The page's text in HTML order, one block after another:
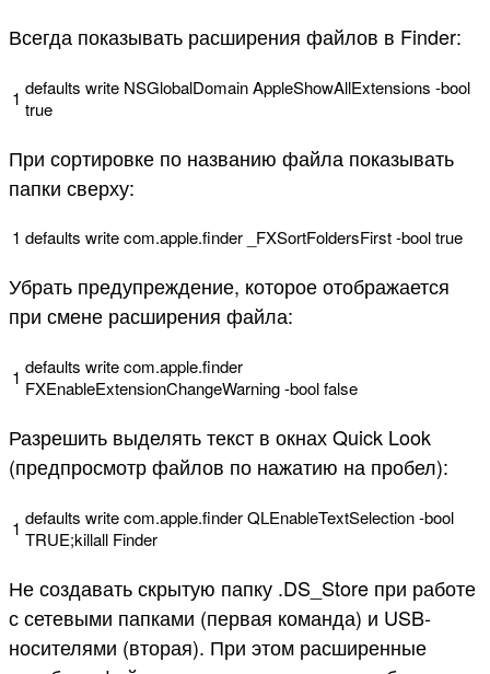
Всегда показывать расширения файлов в Finder:
1 defaults write NSGlobalDomainAppleShowAllExtensions -bool
true
При сортировке по названию файла показывать
папки сверху:
1 defaults writecom.apple.finder _FXSortFoldersFirst-booltrue
Убрать предупреждение, которое отображается
при смене расширения файла:
1 defaults writecom.apple.finder
FXEnableExtensionChangeWarning-boolfalse
Разрешить выделять текст в окнах Quick Look
(предпросмотр файлов по нажатию на пробел):
1 defaults writecom.apple.finderQLEnableTextSelection-bool
TRUE;killall Finder
Не создавать скрытую папку .DS_Store при работе
с сетевыми папками (первая команда) и USB-
носителями (вторая). При этом расширенные